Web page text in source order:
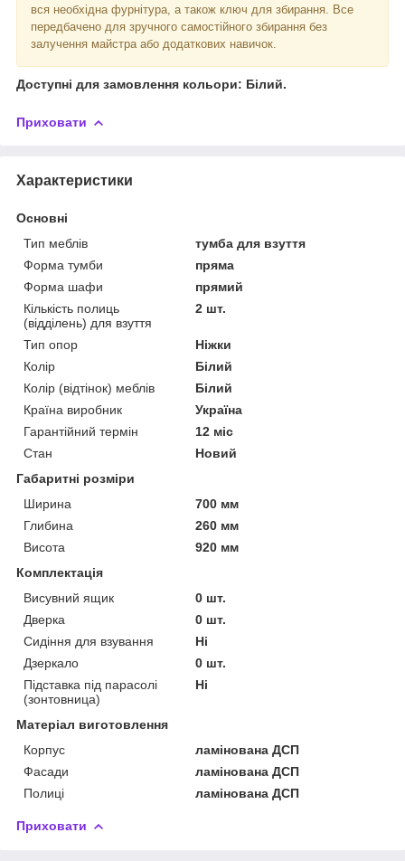
вся необхідна фурнітура, а також ключ для збирання. Все
передбачено для зручного самостійного збирання без
залучення майстра або додаткових навичок.
Доступні для замовлення кольори: Білий.
Приховати
Характеристики
Основні
Тип меблів
тумба для взуття
Форма тумби
пряма
Форма шафи
прямий
Кількість полиць
(відділень) для взуття
2 шт.
Тип опор
Ніжки
Колір
Білий
Колір (відтінок) меблів
Білий
Країна виробник
Україна
Гарантійний термін
12 міс
Стан
Новий
Габаритні розміри
Ширина
700 мм
Глибина
260 мм
Висота
920 мм
Комплектація
Висувний ящик
0 шт.
Дверка
0 шт.
Сидіння для взування
Ні
Дзеркало
0 шт.
Підставка під парасолі
(зонтовница)
Ні
Матеріал виготовлення
Корпус
ламінована ДСП
Фасади
ламінована ДСП
Полиці
ламінована ДСП
Приховати